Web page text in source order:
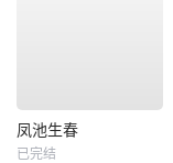
凤池生春
已完结